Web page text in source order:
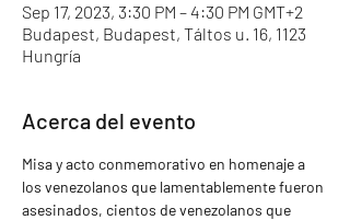
Sep 17, 2023, 3:30 PM – 4:30 PM GMT+2
Budapest, Budapest, Táltos u. 16, 1123
Hungría
Acerca del evento
Misa y acto conmemorativo en homenaje a
los venezolanos que lamentablemente fueron
asesinados, cientos de venezolanos que